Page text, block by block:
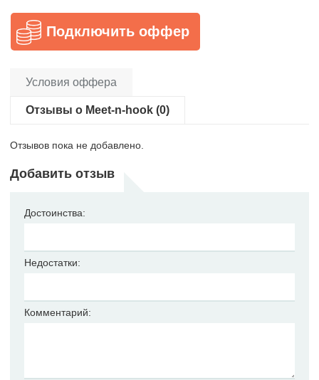
Подключить оффер
Условия оффера
Отзывы о Meet-n-hook (0)
Отзывов пока не добавлено.
Добавить отзыв
Достоинства:
Недостатки:
Комментарий: